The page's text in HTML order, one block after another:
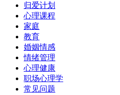
归爱计划
心理课程
家庭
教育
婚姻情感
情绪管理
心理健康
职场心理学
常见问题